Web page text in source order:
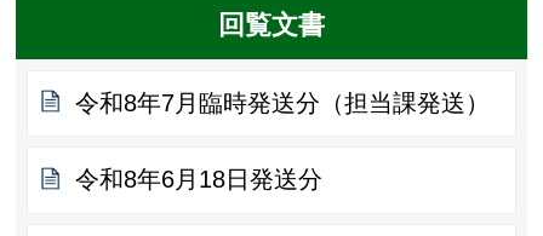
回覧文書
令和8年7月臨時発送分（担当課発送）
令和8年6月18日発送分